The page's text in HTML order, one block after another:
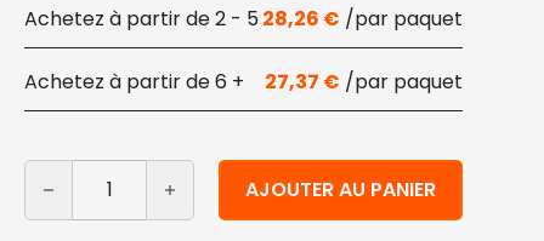
2 - 5 28,26 €
6 + 27,37 €
quantité de Sac filet en coton biologique 40x50 cm 10
AJOUTER AU PANIER
Alternative: